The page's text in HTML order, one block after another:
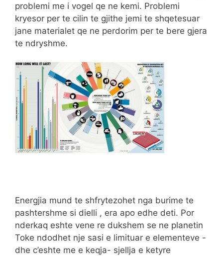
problemi me i vogel qe ne kemi. Problemi
kryesor per te cilin te gjithe jemi te shqetesuar
jane materialet qe ne perdorim per te bere gjera
te ndryshme.
Energjia mund te shfrytezohet nga burime te
pashtershme si dielli , era apo edhe deti. Por
nderkaq eshte vene re dukshem se ne planetin
Toke ndodhet nje sasi e limituar e elementeve -
dhe c’eshte me e keqja- sjellja e ketyre